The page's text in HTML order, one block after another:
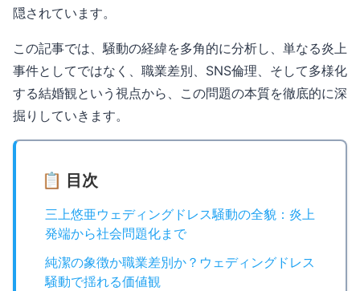
隠されています。
この記事では、騒動の経緯を多角的に分析し、単なる炎上
事件としてではなく、職業差別、SNS倫理、そして多様化
する結婚観という視点から、この問題の本質を徹底的に深
掘りしていきます。
📋 目次
三上悠亜ウェディングドレス騒動の全貌：炎上
発端から社会問題化まで
純潔の象徴か職業差別か？ウェディングドレス
騒動で揺れる価値観